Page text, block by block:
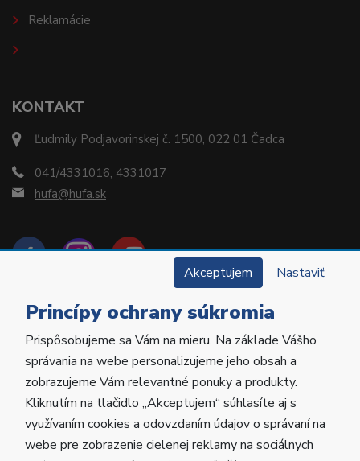
KONTAKT
Ľudmily Podjavorinskej č. 1500, 022 01 Čadca
041/4331016, 4331017
hufa@hufa.sk
Reklamácie
Copyright © 2022 Hu-Fa Dental a.s. Všetky práva
vyhradené.
Vytvorila Poctivá agentúra
Prevádzkované na ABRA Eshop
Akceptujem Nastaviť
Princípy ochrany súkromia
Prispôsobujeme sa Vám na mieru. Na základe Vášho
správania na webe personalizujeme jeho obsah a
zobrazujeme Vám relevantné ponuky a produkty.
Kliknutím na tlačidlo „Akceptujem“ súhlasíte aj s
využívaním cookies a odovzdaním údajov o správaní na
webe pre zobrazenie cielenej reklamy na sociálnych